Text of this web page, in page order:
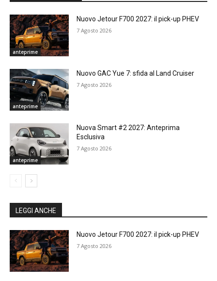
anteprime
Nuovo Jetour F700 2027: il pick-up PHEV
7 Agosto 2026
anteprime
Nuovo GAC Yue 7: sfida al Land Cruiser
7 Agosto 2026
anteprime
Nuova Smart #2 2027: Anteprima
Esclusiva
7 Agosto 2026
LEGGI ANCHE
Nuovo Jetour F700 2027: il pick-up PHEV
7 Agosto 2026